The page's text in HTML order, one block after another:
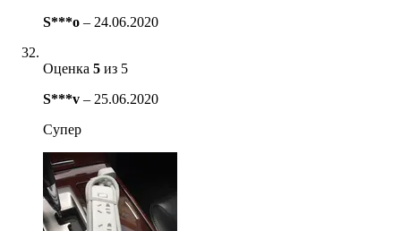
S***o – 24.06.2020
Оценка 5 из 5
S***v – 25.06.2020
Супер